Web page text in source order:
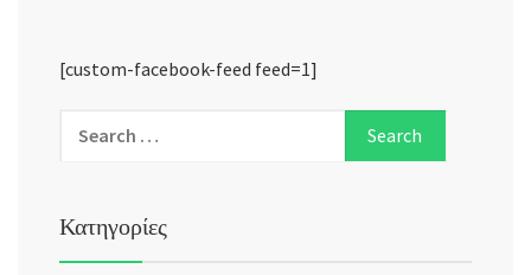
[custom-facebook-feed feed=1]
Κατηγορίες